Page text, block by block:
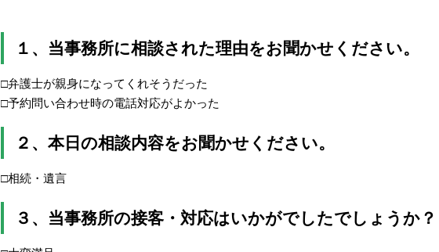
１、当事務所に相談された理由をお聞かせください。
□弁護士が親身になってくれそうだった
□予約問い合わせ時の電話対応がよかった
２、本日の相談内容をお聞かせください。
□相続・遺言
３、当事務所の接客・対応はいかがでしたでしょうか？